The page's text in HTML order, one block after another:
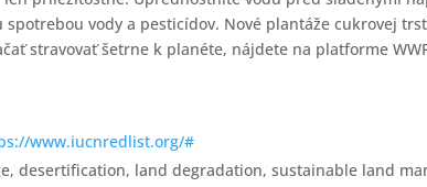
vody a pesticídov. Nové plantáže cukrovej
stravovať šetrne k planéte, nájdete na platforme
www.iucnredlist.org/#
desertification, land degradation, sustainable land